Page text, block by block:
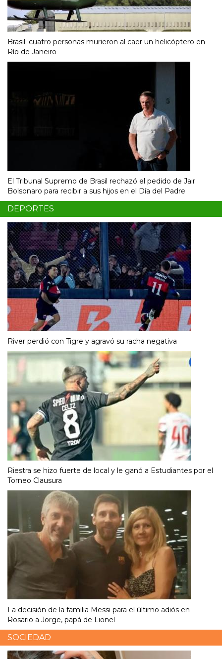
Brasil: cuatro personas murieron al caer un helicóptero en
Río de Janeiro
El Tribunal Supremo de Brasil rechazó el pedido de Jair
Bolsonaro para recibir a sus hijos en el Día del Padre
DEPORTES
River perdió con Tigre y agravó su racha negativa
Riestra se hizo fuerte de local y le ganó a Estudiantes por el
Torneo Clausura
La decisión de la familia Messi para el último adiós en
Rosario a Jorge, papá de Lionel
SOCIEDAD